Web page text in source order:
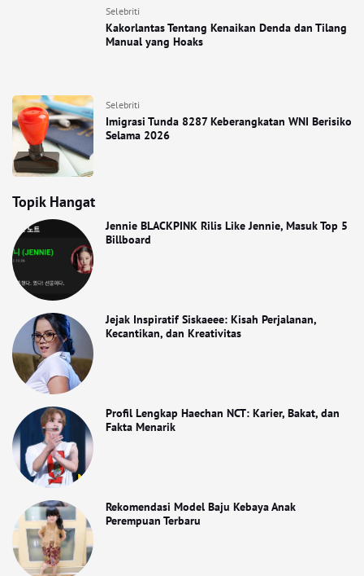
Selebriti
Kakorlantas Tentang Kenaikan Denda dan Tilang
Manual yang Hoaks
Selebriti
Imigrasi Tunda 8287 Keberangkatan WNI Berisiko
Selama 2026
Topik Hangat
Jennie BLACKPINK Rilis Like Jennie, Masuk Top 5
Billboard
Jejak Inspiratif Siskaeee: Kisah Perjalanan,
Kecantikan, dan Kreativitas
Profil Lengkap Haechan NCT: Karier, Bakat, dan
Fakta Menarik
Rekomendasi Model Baju Kebaya Anak
Perempuan Terbaru